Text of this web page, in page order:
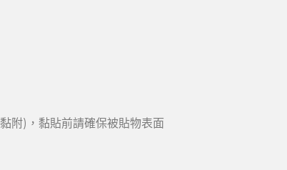
附)，黏貼前請確保被貼物表面